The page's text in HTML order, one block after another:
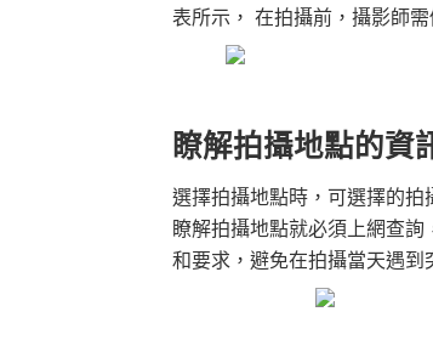
表所示， 在拍攝前，攝影師
瞭解拍攝地點的資
選擇拍攝地點時，可選擇的
瞭解拍攝地點就必須上網查
和要求，避免在拍攝當天遇